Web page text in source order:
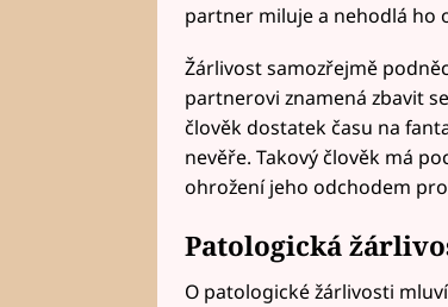
partner miluje a nehodlá ho
Žárlivost samozřejmě
partnerovi znamená zbavit
člověk dostatek času na
nevěře. Takový člověk má
ohrožení jeho odchodem
Patologická
O patologické žárlivosti